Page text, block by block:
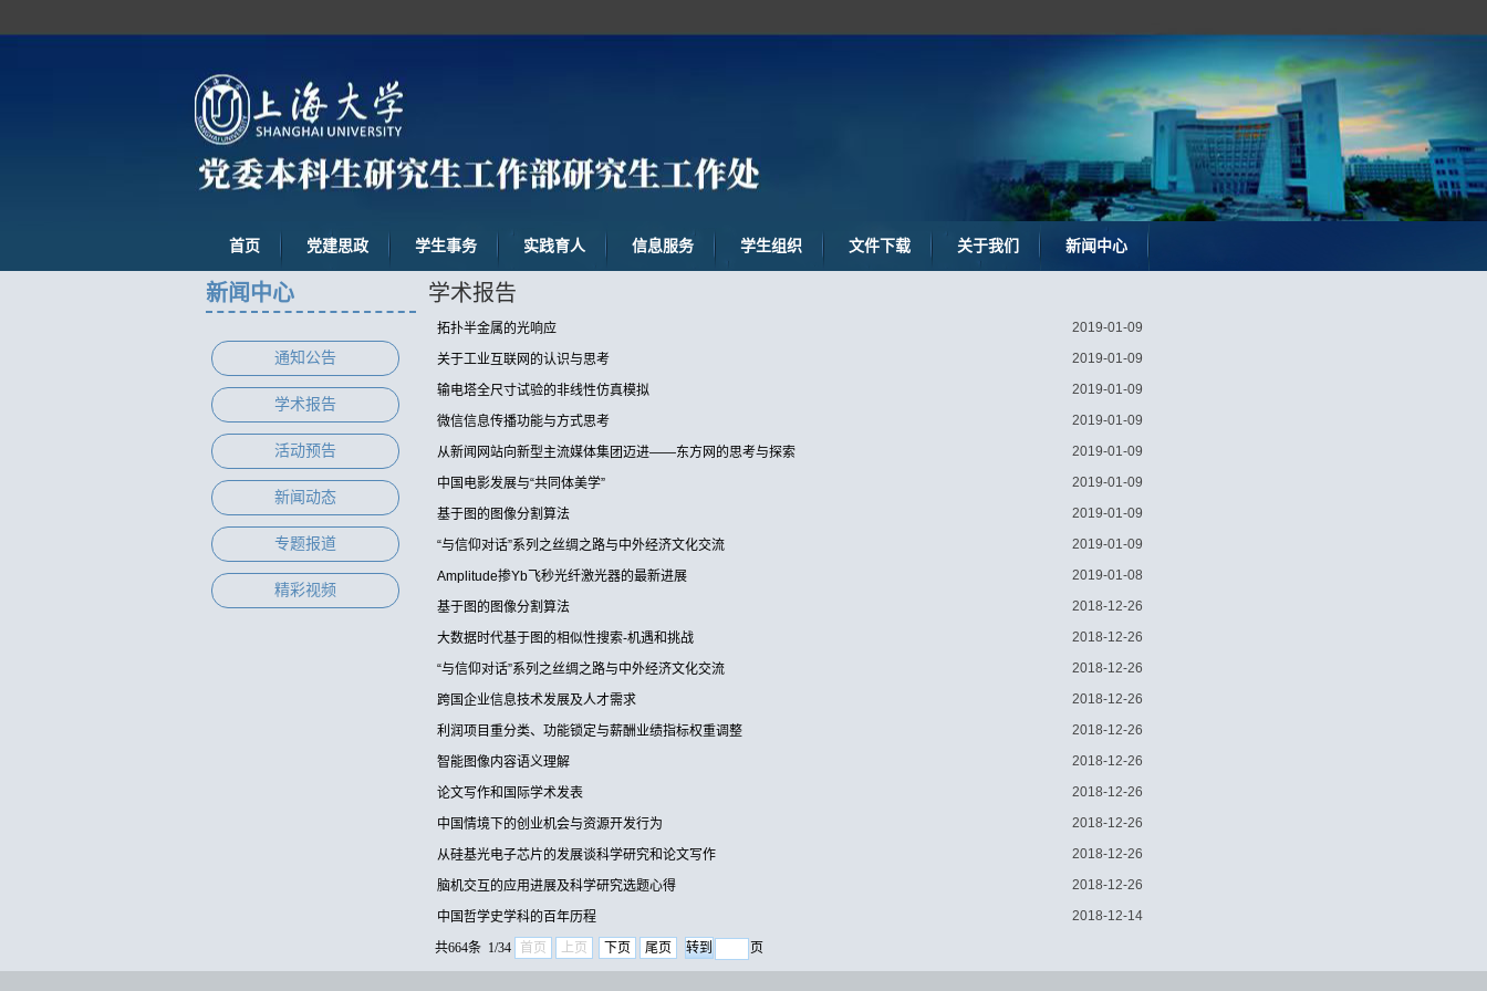
首页 党建思政 学生事务 实践育人 信息服务 学生组织 文件下载 关于我们 新闻中心
新闻中心
通知公告
学术报告
活动预告
新闻动态
专题报道
精彩视频
学术报告
拓扑半金属的光响应 2019-01-09
关于工业互联网的认识与思考 2019-01-09
输电塔全尺寸试验的非线性仿真模拟 2019-01-09
微信信息传播功能与方式思考 2019-01-09
从新闻网站向新型主流媒体集团迈进——东方网的思考与探索 2019-01-09
中国电影发展与“共同体美学” 2019-01-09
基于图的图像分割算法 2019-01-09
“与信仰对话”系列之丝绸之路与中外经济文化交流 2019-01-09
Amplitude掺Yb飞秒光纤激光器的最新进展 2019-01-08
基于图的图像分割算法 2018-12-26
大数据时代基于图的相似性搜索-机遇和挑战 2018-12-26
“与信仰对话”系列之丝绸之路与中外经济文化交流 2018-12-26
跨国企业信息技术发展及人才需求 2018-12-26
利润项目重分类、功能锁定与薪酬业绩指标权重调整 2018-12-26
智能图像内容语义理解 2018-12-26
论文写作和国际学术发表 2018-12-26
中国情境下的创业机会与资源开发行为 2018-12-26
从硅基光电子芯片的发展谈科学研究和论文写作 2018-12-26
脑机交互的应用进展及科学研究选题心得 2018-12-26
中国哲学史学科的百年历程 2018-12-14
共664条 1/34 首页 上页 下页 尾页 页